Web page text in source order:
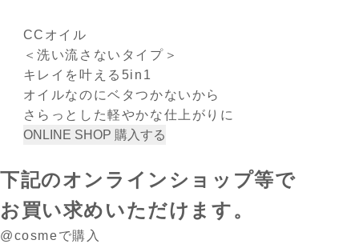
CCオイル
＜洗い流さないタイプ＞
キレイを叶える5in1
オイルなのにベタつかないから
さらっとした軽やかな仕上がりに
ONLINE SHOP 購入する
下記のオンラインショップ等で
お買い求めいただけます。
@cosmeで購入